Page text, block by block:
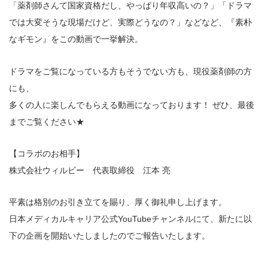
「薬剤師さんて国家資格だし、やっぱり年収高いの？」「ドラマ
では大変そうな現場だけど、実際どうなの？」などなど、『素朴
なギモン』をこの動画で一挙解決。
ドラマをご覧になっている方もそうでない方も、現役薬剤師の方
にも、
多くの人に楽しんでもらえる動画になっております！ ぜひ、最後
までご覧ください★
【コラボのお相手】
株式会社ウィルビー 代表取締役 江本 亮
平素は格別のお引き立てを賜り、厚く御礼申し上げます。
日本メディカルキャリア公式YouTubeチャンネルにて、新たに以
下の企画を開始いたしましたのでご報告いたします。